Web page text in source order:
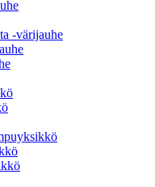
-värijauhe